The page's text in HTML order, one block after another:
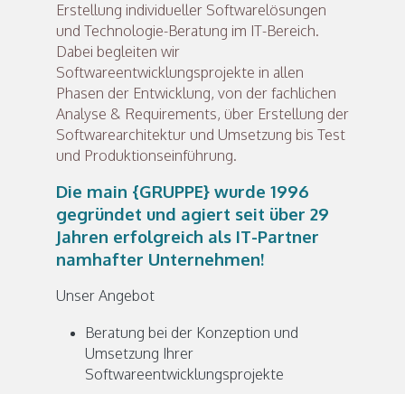
Erstellung individueller Softwarelösungen
und Technologie-Beratung im IT-Bereich.
Dabei begleiten wir
Softwareentwicklungsprojekte in allen
Phasen der Entwicklung, von der fachlichen
Analyse & Requirements, über Erstellung der
Softwarearchitektur und Umsetzung bis Test
und Produktionseinführung.
Die main {GRUPPE} wurde 1996
gegründet und agiert seit über 29
Jahren erfolgreich als IT-Partner
namhafter Unternehmen!
Unser Angebot
Beratung bei der Konzeption und
Umsetzung Ihrer
Softwareentwicklungsprojekte